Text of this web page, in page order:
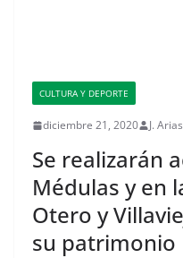
CULTURA Y DEPORTE
diciembre 21, 2020 J. Arias
Se realizarán
Médulas y en
Otero y
su patrimonio